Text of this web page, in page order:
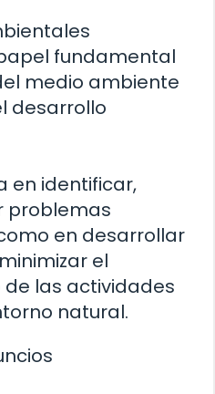
fundamental
medio ambiente
desarrollo
en identificar,
problemas
en desarrollar
el
las actividades
natural.